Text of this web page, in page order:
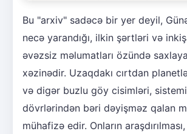
Bu "arxiv" sadəcə bir yer deyil,
necə yarandığı, ilkin şərtləri və
əvəzsiz məlumatları özündə
xəzinədir. Uzaqdakı cırtdan
və digər buzlu göy cisimləri,
dövrlərindən bəri dəyişməz qalan
mühafizə edir. Onların